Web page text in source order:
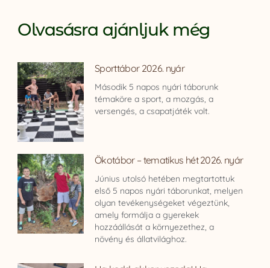
Olvasásra ajánljuk még
Sporttábor 2026. nyár
Második 5 napos nyári táborunk
témaköre a sport, a mozgás, a
versengés, a csapatjáték volt.
Ökotábor – tematikus hét 2026. nyár
Június utolsó hetében megtartottuk
első 5 napos nyári táborunkat, melyen
olyan tevékenységeket végeztünk,
amely formálja a gyerekek
hozzáállását a környezethez, a
növény és állatvilághoz.